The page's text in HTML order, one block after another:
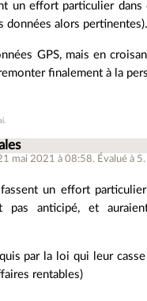
un effort particulier
données alors pertinentes).
GPS, mais en
finalement à la
mai 2021 à 08:58. Évalué à 5.
un effort
pas anticipé, et
par la loi qui leur
rentables)